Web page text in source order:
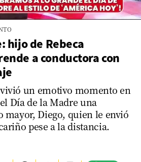
hijo de Rebeca
a conductora con
un emotivo momento en
Día de la Madre una
mayor, Diego, quien le envió
pese a la distancia.